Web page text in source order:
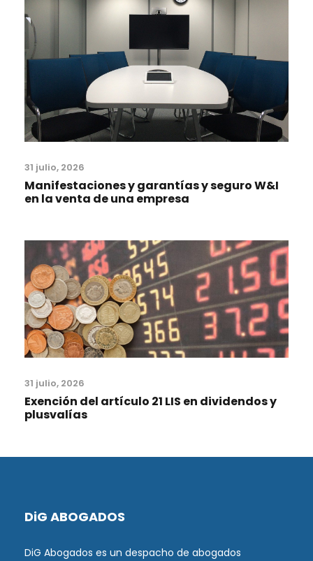
31 julio, 2026
Manifestaciones y garantías y seguro W&I
en la venta de una empresa
31 julio, 2026
Exención del artículo 21 LIS en dividendos y
plusvalías
DiG ABOGADOS
DiG Abogados es un despacho de abogados